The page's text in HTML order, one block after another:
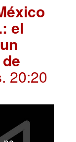
el
. 20:20